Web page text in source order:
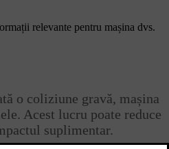
relevante pentru mașina dvs.
o coliziune gravă, mașina
Acest lucru poate reduce
suplimentar.